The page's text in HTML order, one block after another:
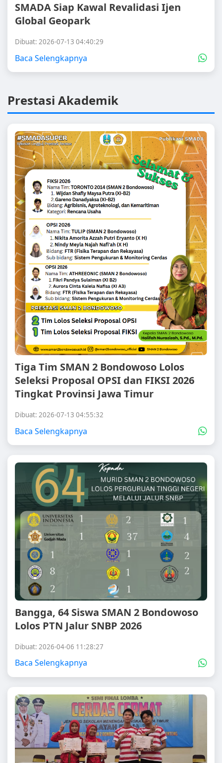
SMADA Siap Kawal Revalidasi Ijen
Global Geopark
Dibuat: 2026-07-13 04:40:29
Baca Selengkapnya
Prestasi Akademik
Tiga Tim SMAN 2 Bondowoso Lolos
Seleksi Proposal OPSI dan FIKSI 2026
Tingkat Provinsi Jawa Timur
Dibuat: 2026-07-13 04:55:32
Baca Selengkapnya
Bangga, 64 Siswa SMAN 2 Bondowoso
Lolos PTN Jalur SNBP 2026
Dibuat: 2026-04-06 11:28:27
Baca Selengkapnya